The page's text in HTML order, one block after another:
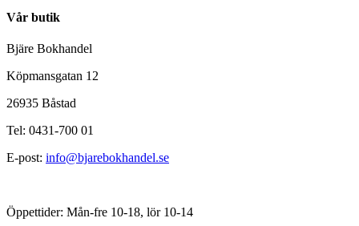
Vår butik
Bjäre Bokhandel
Köpmansgatan 12
26935 Båstad
Tel: 0431-700 01
E-post: info@bjarebokhandel.se
Öppettider: Mån-fre 10-18, lör 10-14